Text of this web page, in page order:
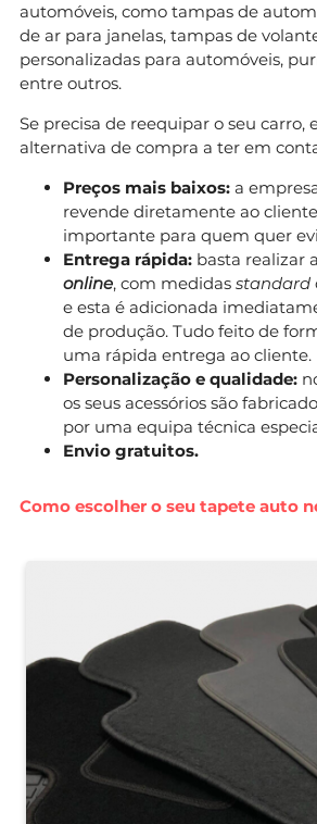
automóveis, como tampas de
de ar para janelas, tampas de
personalizadas para automóveis,
entre outros.
Se precisa de reequipar o seu carro,
alternativa de compra a ter em
Preços mais baixos: a
revende diretamente ao
importante para quem quer
Entrega rápida: basta realizar a
online, com medidas standard
e esta é adicionada
de produção. Tudo feito de
uma rápida entrega ao cliente.
Personalização e qualidade:
os seus acessórios são
por uma equipa técnica
Envio gratuitos.
Como escolher o seu tapete auto